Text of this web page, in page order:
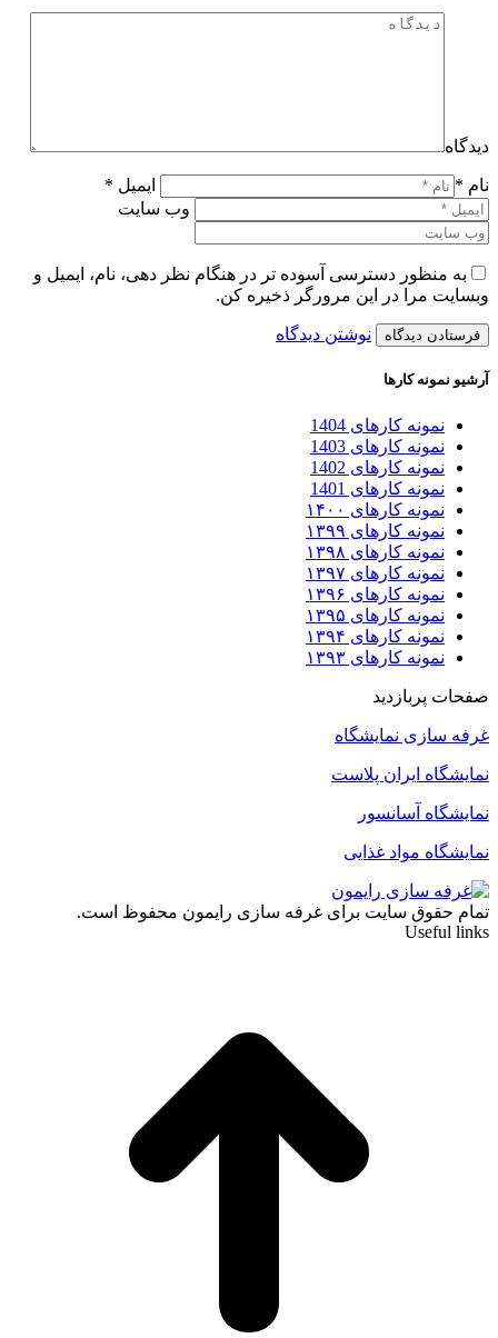
دیدگاه
نام *
ایمیل *
وب سایت
به منظور دسترسی آسوده تر در هنگام نظر دهی، نام، ایمیل و
وبسایت مرا در این مرورگر ذخیره کن.
نوشتن دیدگاه
آرشیو نمونه کارها
نمونه کارهای 1404
نمونه کارهای 1403
نمونه کارهای 1402
نمونه کارهای 1401
نمونه کارهای ۱۴۰۰
نمونه کارهای ۱۳۹۹
نمونه کارهای ۱۳۹۸
نمونه کارهای ۱۳۹۷
نمونه کارهای ۱۳۹۶
نمونه کارهای ۱۳۹۵
نمونه کارهای ۱۳۹۴
نمونه کارهای ۱۳۹۳
صفحات پربازدید
غرفه سازی نمایشگاه
نمایشگاه ایران پلاست
نمایشگاه آسانسور
نمایشگاه مواد غذایی
تمام حقوق سایت برای غرفه سازی رایمون محفوظ است.
Useful links